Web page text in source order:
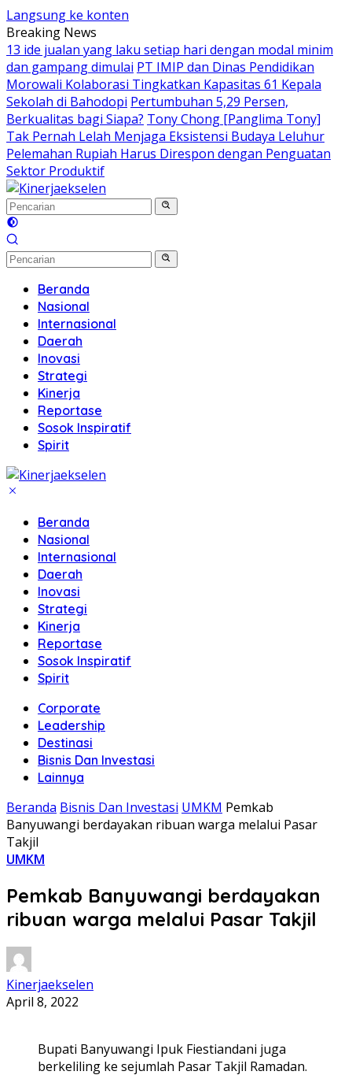
Langsung ke konten
Breaking News
13 ide jualan yang laku setiap hari dengan modal minim
dan gampang dimulai PT IMIP dan Dinas Pendidikan
Morowali Kolaborasi Tingkatkan Kapasitas 61 Kepala
Sekolah di Bahodopi Pertumbuhan 5,29 Persen,
Berkualitas bagi Siapa? Tony Chong [Panglima Tony]
Tak Pernah Lelah Menjaga Eksistensi Budaya Leluhur
Pelemahan Rupiah Harus Direspon dengan Penguatan
Sektor Produktif
Beranda
Nasional
Internasional
Daerah
Inovasi
Strategi
Kinerja
Reportase
Sosok Inspiratif
Spirit
Beranda
Nasional
Internasional
Daerah
Inovasi
Strategi
Kinerja
Reportase
Sosok Inspiratif
Spirit
Corporate
Leadership
Destinasi
Bisnis Dan Investasi
Lainnya
Beranda Bisnis Dan Investasi UMKM Pemkab
Banyuwangi berdayakan ribuan warga melalui Pasar
Takjil
UMKM
Pemkab Banyuwangi berdayakan
ribuan warga melalui Pasar Takjil
Kinerjaekselen
April 8, 2022
Bupati Banyuwangi Ipuk Fiestiandani juga
berkeliling ke sejumlah Pasar Takjil Ramadan.